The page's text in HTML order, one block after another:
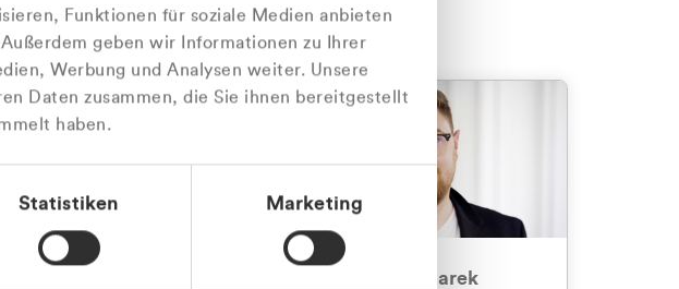
Funktionen für soziale Medien anbieten
geben wir Informationen zu Ihrer
Werbung und Analysen weiter. Unsere
Daten zusammen, die Sie ihnen bereitgestellt
haben.
Statistiken Marketing
uns persönlich
da
Julian Marek